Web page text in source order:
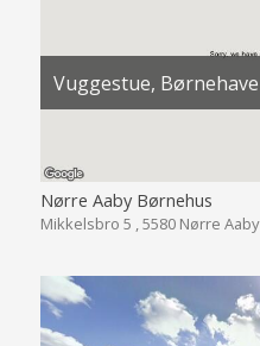
Vuggestue, Børnehave
Nørre Aaby Børnehus
Mikkelsbro 5 , 5580 Nørre Aaby